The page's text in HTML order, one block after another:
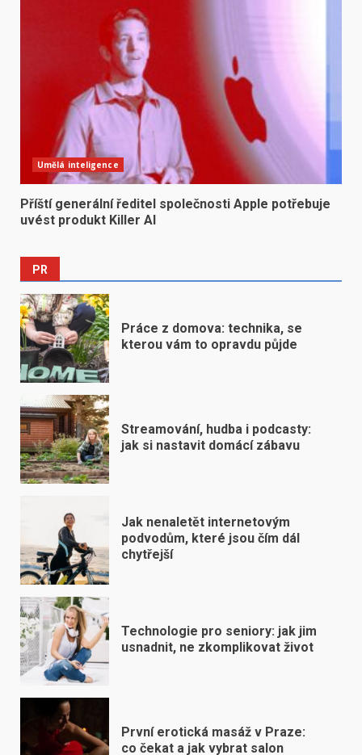
Umělá inteligence
Příští generální ředitel společnosti Apple potřebuje
uvést produkt Killer AI
PR
Práce z domova: technika, se
kterou vám to opravdu půjde
Streamování, hudba i podcasty:
jak si nastavit domácí zábavu
Jak nenaletět internetovým
podvodům, které jsou čím dál
chytřejší
Technologie pro seniory: jak jim
usnadnit, ne zkomplikovat život
První erotická masáž v Praze:
co čekat a jak vybrat salon